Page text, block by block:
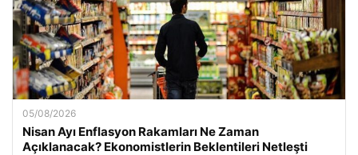
05/08/2026
Nisan Ayı Enflasyon Rakamları Ne Zaman
Açıklanacak? Ekonomistlerin Beklentileri Netleşti